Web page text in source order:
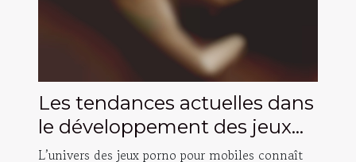
Les tendances actuelles dans
le développement des jeux
porno pour mobiles
L’univers des jeux porno pour mobiles connaît